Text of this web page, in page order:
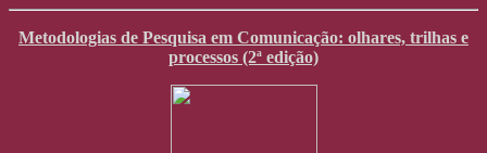
Metodologias de Pesquisa em Comunicação: olhares, trilhas e
processos (2ª edição)